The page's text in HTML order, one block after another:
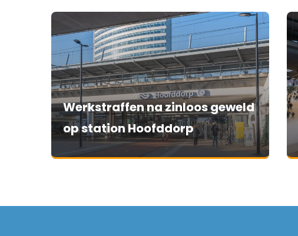
Werkstraffen na zinloos geweld
op station Hoofddorp